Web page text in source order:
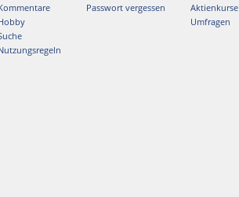
Passwort vergessen
Aktienkurse
Umfragen